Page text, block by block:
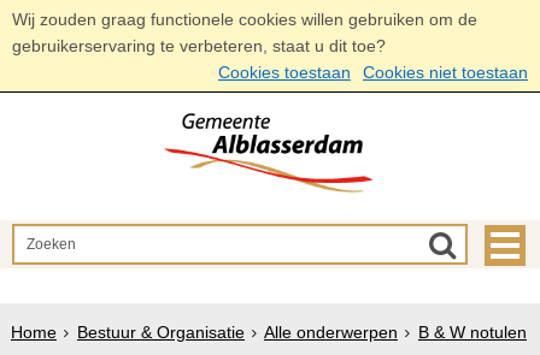
Wij zouden graag functionele cookies willen gebruiken om de
gebruikerservaring te verbeteren, staat u dit toe?
Cookies toestaan
Cookies niet toestaan
Home Bestuur & Organisatie Alle onderwerpen
B & W notulen